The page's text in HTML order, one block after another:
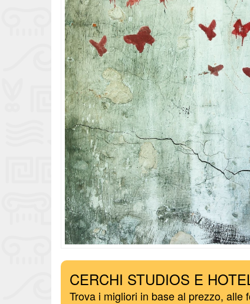
CERCHI STUDIOS E
Trova i migliori in base al prezzo, alle